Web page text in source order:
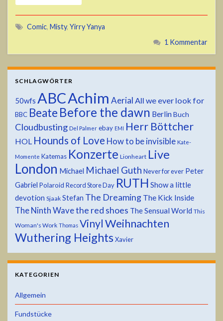
Comic, Misty, Yirry Yanya
1 Kommentar
SCHLAGWÖRTER
50wfs ABCAchim Aerial All we ever look for
BBC Beate Before the dawn Berlin Buch
Cloudbusting Del Palmer ebay EMI Herr Böttcher
HOL Hounds of Love How to be invisible Kate-
Momente Katemas Konzerte Lionheart Live
London Michael Michael Guth Never for ever Peter
Gabriel Polaroid Record Store Day RUTH Show a little
devotion Sjaak Stefan The Dreaming The Kick Inside
The Ninth Wavethe red shoes The Sensual World This
Woman's Work Thomas VinylWeihnachten
Wuthering Heights Xavier
KATEGORIEN
Allgemein
Fundstücke